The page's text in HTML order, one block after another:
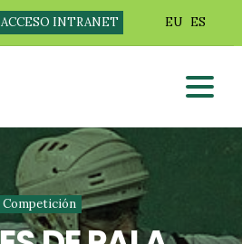
ACCESO INTRANET EU ES
Competición